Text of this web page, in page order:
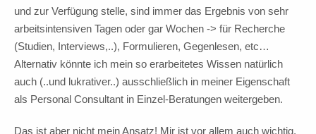
und zur Verfügung stelle, sind immer das Ergebnis von sehr
arbeitsintensiven Tagen oder gar Wochen -> für Recherche
(Studien, Interviews,..), Formulieren, Gegenlesen, etc…
Alternativ könnte ich mein so erarbeitetes Wissen natürlich
auch (..und lukrativer..) ausschließlich in meiner Eigenschaft
als Personal Consultant in Einzel-Beratungen weitergeben.
Das ist aber nicht mein Ansatz! Mir ist vor allem auch wichtig,